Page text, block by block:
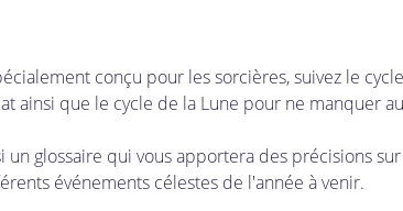
conçu pour les sorcières, suivez le
ainsi que le cycle de la Lune pour ne manquer
un glossaire qui vous apportera des précisions
événements célestes de l'année à venir.